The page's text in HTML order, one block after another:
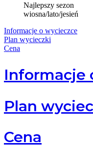
Najlepszy sezon
wiosna/lato/jesień
Informacje o wycieczce
Plan wycieczki
Cena
Informacje
Plan
Cena